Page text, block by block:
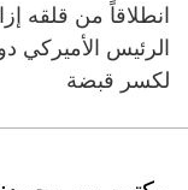
انطلاقاً من قلقه
الرئيس الأميركي
لكسر قبضة